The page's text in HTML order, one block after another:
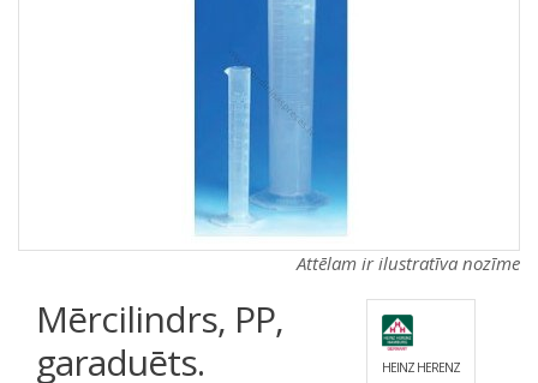
Attēlam ir ilustratīva nozīme
Mērcilindrs, PP,
garaduēts.
HEINZ HERENZ